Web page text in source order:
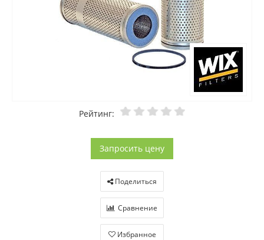
Рейтинг:
Запросить цену
Поделиться
Сравнение
Избранное